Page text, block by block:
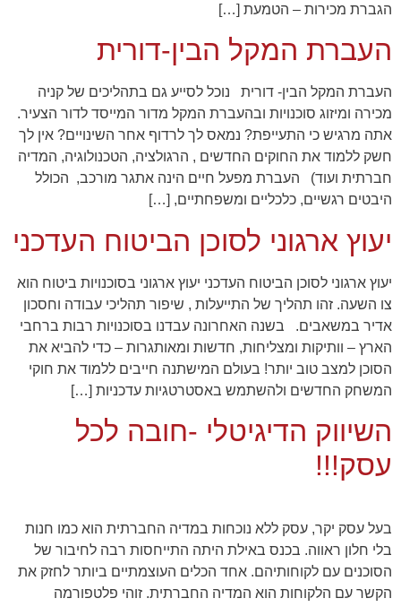
הגברת מכירות – הטמעת […]
העברת המקל הבין-דורית
העברת המקל הבין- דורית נוכל לסייע גם בתהליכים של קניה
מכירה ומיזוג סוכנויות ובהעברת המקל מדור המייסד לדור הצעיר.
אתה מרגיש כי התעייפת? נמאס לך לרדוף אחר השינויים? אין לך
חשק ללמוד את החוקים החדשים , הרגולציה, הטכנולוגיה, המדיה
חברתית ועוד) העברת מפעל חיים הינה אתגר מורכב, הכולל
היבטים רגשיים, כלכליים ומשפחתיים, […]
יעוץ ארגוני לסוכן הביטוח העדכני
יעוץ ארגוני לסוכן הביטוח העדכני יעוץ ארגוני בסוכנויות ביטוח הוא
צו השעה. זהו תהליך של התייעלות , שיפור תהליכי עבודה וחסכון
אדיר במשאבים. בשנה האחרונה עבדנו בסוכנויות רבות ברחבי
הארץ – וותיקות ומצליחות, חדשות ומאותגרות – כדי להביא את
הסוכן למצב טוב יותר! בעולם המישתנה חייבים ללמוד את חוקי
המשחק החדשים ולהשתמש באסטרטגיות עדכניות […]
השיווק הדיגיטלי -חובה לכל
עסק!!!
בעל עסק יקר, עסק ללא נוכחות במדיה החברתית הוא כמו חנות
בלי חלון ראווה. בכנס באילת היתה התייחסות רבה לחיבור של
הסוכנים עם לקוחותיהם. אחד הכלים העוצמתיים ביותר לחזק את
הקשר עם הלקוחות הוא המדיה החברתית. זוהי פלטפורמה
אלו, חלק
באתר
עשויות
שיווקי
על ידי
שיתוף
תחומי
העניין
ביקורך
תגדל
ההזדמנות
לראות תוכן
והצעות
מותאמות
אישית.